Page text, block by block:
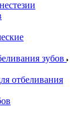
зубов
отбеливания